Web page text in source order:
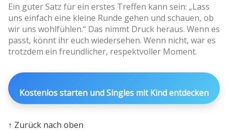
Ein guter Satz für ein erstes Treffen kann sein: „Lass
uns einfach eine kleine Runde gehen und schauen, ob
wir uns wohlfühlen.“ Das nimmt Druck heraus. Wenn es
passt, könnt ihr euch wiedersehen. Wenn nicht, war es
trotzdem ein freundlicher, respektvoller Moment.
Kostenlos starten und Singles mit Kind entdecken
↑ Zurück nach oben